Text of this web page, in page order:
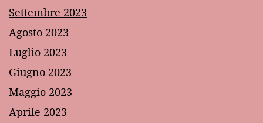
Settembre 2023
Agosto 2023
Luglio 2023
Giugno 2023
Maggio 2023
Aprile 2023